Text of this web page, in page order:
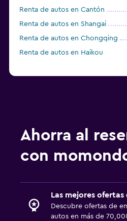
Renta de autos en Cantón
Renta de autos en Shangai
Renta de autos en Chongqing
Renta de autos en Haikou
Ahorra al
con
Las mejores
Descubre ofertas de
autos en más de